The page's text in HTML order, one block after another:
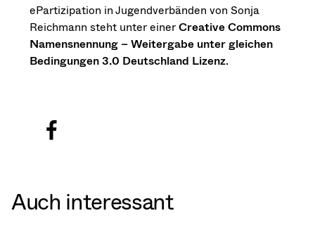
ePartizipation in Jugendverbänden von Sonja
Reichmann steht unter einerCreative Commons
Namensnennung – Weitergabe unter gleichen
Bedingungen 3.0 Deutschland Lizenz.
Auch interessant